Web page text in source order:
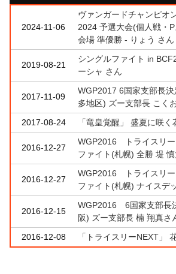
2024-11-06
ヴァンガードチャンピオ
2024 予選大会(個人戦・
会場 準優勝 - りょう さん
2019-08-21
シングルファイト in
ーシャ さん
2017-11-09
WGP2017 6国家支部長
多地区) ズー支部長 こく
2017-08-24
「竜皇覚醒」 盛夏に咲く
2016-12-27
WGP2016 トライスリー
ファイト(札幌) 全勝 堤
2016-12-27
WGP2016 トライスリー
ファイト(札幌) ナイスデ
2016-12-15
WGP2016 6国家支部長
阪) ズー支部長 楠 翔真さ
2016-12-08
「トライスリーNEXT」